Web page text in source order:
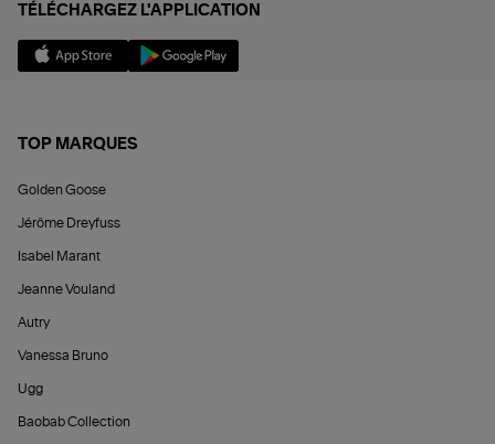
TÉLÉCHARGEZ L'APPLICATION
TOP MARQUES
Golden Goose
Jérôme Dreyfuss
Isabel Marant
Jeanne Vouland
Autry
Vanessa Bruno
Ugg
Baobab Collection